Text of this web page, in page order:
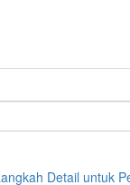
Detail untuk